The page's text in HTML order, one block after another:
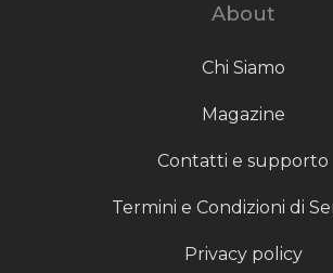
About
Chi Siamo
Magazine
Contatti e supporto
Termini e Condizioni di
Privacy policy